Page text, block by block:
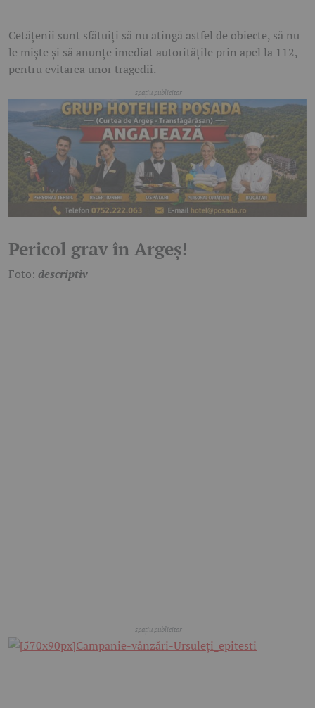
Cetățenii sunt sfătuiți să nu atingă astfel de obiecte, să nu
le miște și să anunțe imediat autoritățile prin apel la 112,
pentru evitarea unor tragedii.
Pericol grav în Argeș!
Foto: descriptiv